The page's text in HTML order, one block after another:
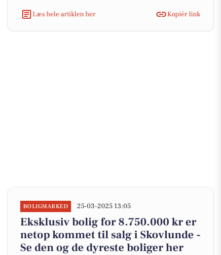
Læs hele artiklen her
Kopiér link
BOLIGMARKED 25-03-2025 13:05
Eksklusiv bolig for 8.750.000 kr er
netop kommet til salg i Skovlunde -
Se den og de dyreste boliger her